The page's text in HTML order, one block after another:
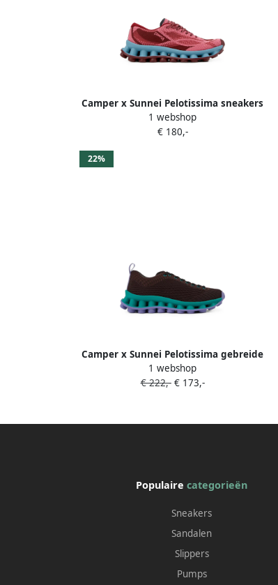
Camper x Sunnei Pelotissima sneakers
Roze
1 webshop
€ 180,-
22%
Camper x Sunnei Pelotissima gebreide
sneakers Bruin
1 webshop
€ 222,-€ 173,-
Populairecategorieën
Sneakers
Sandalen
Slippers
Pumps